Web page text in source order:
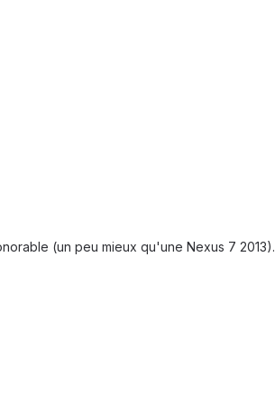
(un peu mieux qu'une Nexus 7 2013).